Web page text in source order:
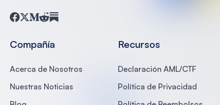
Compañía
Acerca de Nosotros
Nuestras Noticias
Recursos
Declaración AML/CTF
Política de Privacidad